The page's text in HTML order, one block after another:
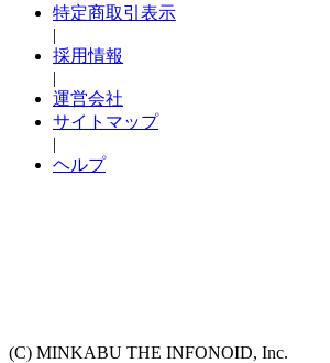
特定商取引表示
|
採用情報
|
運営会社
サイトマップ
|
ヘルプ
(C) MINKABU THE INFONOID, Inc.